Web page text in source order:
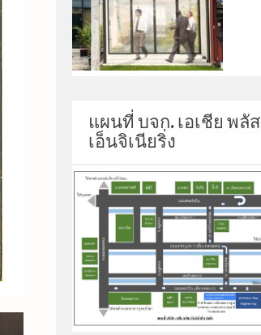
แผนที่ บจก. เอเชีย พลัส
เอ็นจิเนียริ่ง